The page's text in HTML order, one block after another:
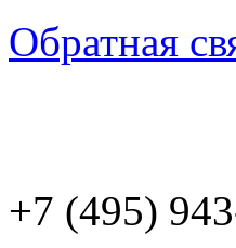
Обратная
+7 (495) 943